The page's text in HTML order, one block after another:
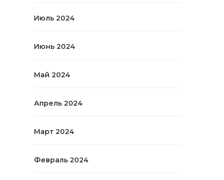
Июль 2024
Июнь 2024
Май 2024
Апрель 2024
Март 2024
Февраль 2024